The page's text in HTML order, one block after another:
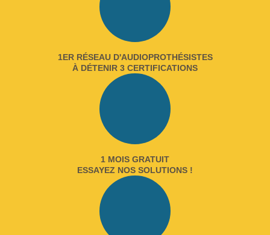
1ER RÉSEAU D'AUDIOPROTHÉSISTES
À DÉTENIR 3 CERTIFICATIONS
1 MOIS GRATUIT
ESSAYEZ NOS SOLUTIONS !